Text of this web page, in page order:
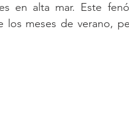
en alta mar. Este
los meses de verano,